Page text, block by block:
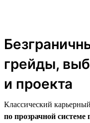
грейды,
и проекта
Классический
по прозрачной системе